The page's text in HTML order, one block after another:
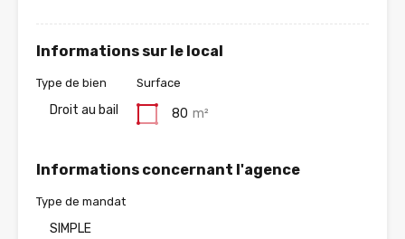
Informations sur le local
Type de bien
Droit au bail
Surface
80 m²
Informations concernant l'agence
Type de mandat
SIMPLE